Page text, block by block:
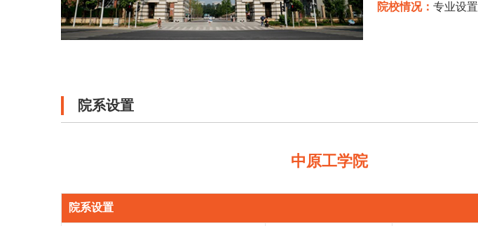
院校情况：专业设置
院系设置
中原工学院
院系设置